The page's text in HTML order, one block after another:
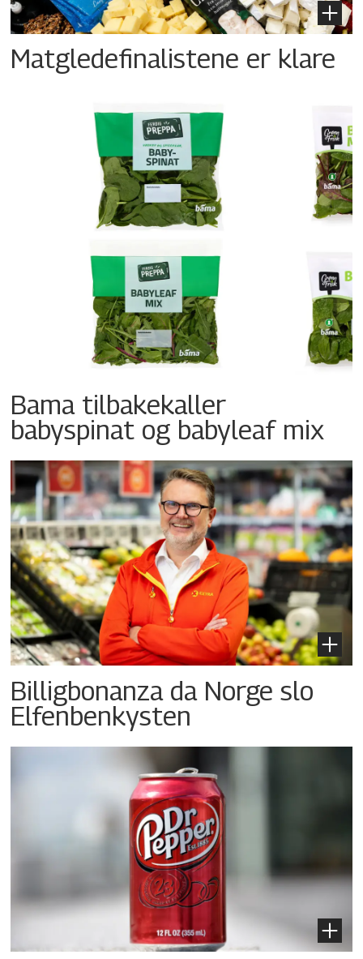
Matgledefinalistene er klare
Bama tilbakekaller
babyspinat og babyleaf mix
Billigbonanza da Norge slo
Elfenbenkysten